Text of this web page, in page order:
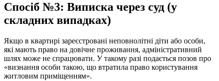
Спосіб №3: Виписка через суд (у
складних випадках)
Якщо в квартирі зареєстровані неповнолітні діти або особи,
які мають право на довічне проживання, адміністративний
шлях може не спрацювати. У такому разі подається позов про
«визнання особи такою, що втратила право користування
житловим приміщенням».